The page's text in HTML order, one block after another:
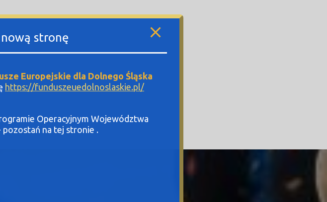
stronę
Europejskie dla Dolnego Śląska
https://funduszeuedolnoslaskie.pl/
Operacyjnym Województwa
na tej stronie .